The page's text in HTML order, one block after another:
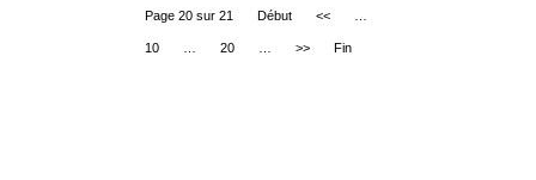
Page 20 sur 21 Début <<
10 20 >> Fin